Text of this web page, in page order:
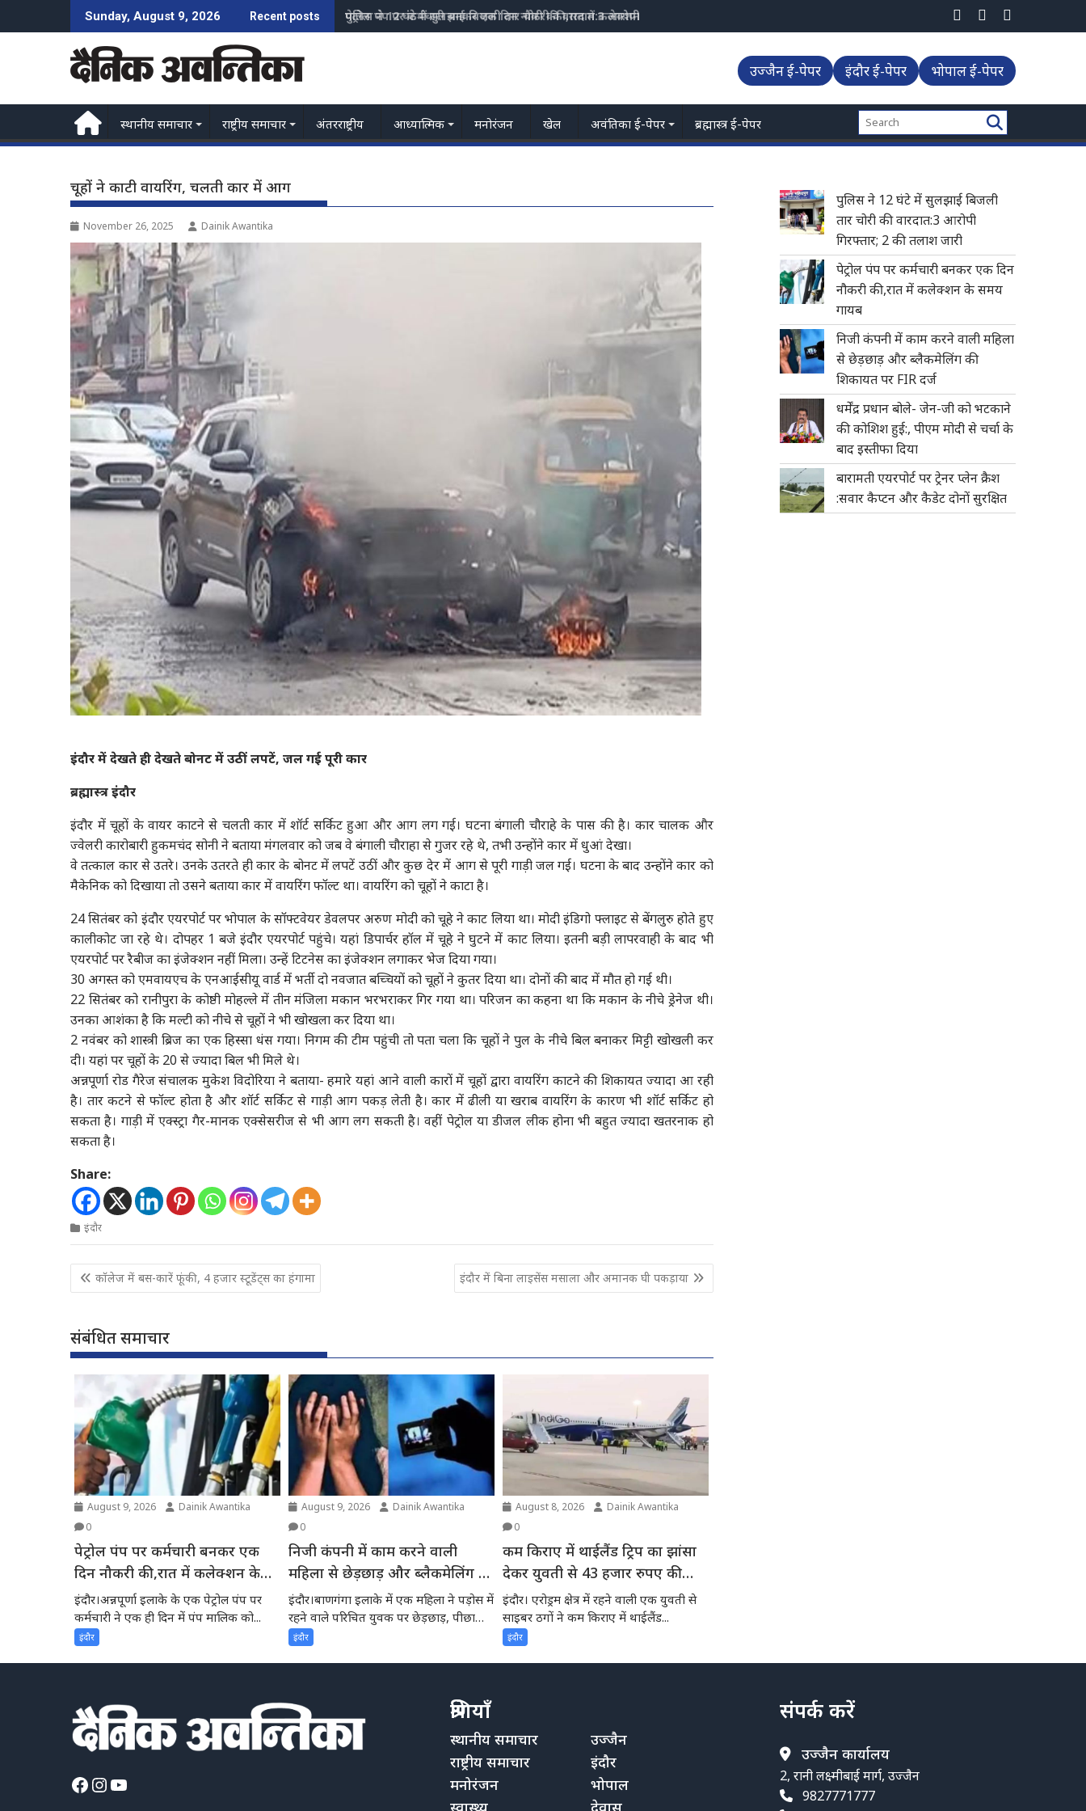
to
Sunday, August 9, 2026 Recent posts पेट्रोल पंप पर कर्मचारी बनकर एक दिन नौकरी की,रात में कलेक्शन के समय गायब
उज्जैन ई-पेपर इंदौर ई-पेपर भोपाल ई-पेपर
स्थानीय समाचार राष्ट्रीय समाचार अंतरराष्ट्रीय आध्यात्मिक मनोरंजन खेल अवंतिका ई-पेपर ब्रह्मास्त्र ई-पेपर
चूहों ने काटी वायरिंग, चलती कार में आग
November 26, 2025 Dainik Awantika
इंदौर में देखते ही देखते बोनट में उठीं लपटें, जल गई पूरी कार
ब्रह्मास्त्र इंदौर
इंदौर में चूहों के वायर काटने से चलती कार में शॉर्ट सर्किट हुआ और आग लग गई। घटना बंगाली चौराहे के पास की है। कार चालक और
ज्वेलरी कारोबारी हुकमचंद सोनी ने बताया मंगलवार को जब वे बंगाली चौराहा से गुजर रहे थे, तभी उन्होंने कार में धुआं देखा।
वे तत्काल कार से उतरे। उनके उतरते ही कार के बोनट में लपटें उठीं और कुछ देर में आग से पूरी गाड़ी जल गई। घटना के बाद उन्होंने कार को
मैकेनिक को दिखाया तो उसने बताया कार में वायरिंग फॉल्ट था। वायरिंग को चूहों ने काटा है।
24 सितंबर को इंदौर एयरपोर्ट पर भोपाल के सॉफ्टवेयर डेवलपर अरुण मोदी को चूहे ने काट लिया था। मोदी इंडिगो फ्लाइट से बेंगलुरु होते हुए
कालीकोट जा रहे थे। दोपहर 1 बजे इंदौर एयरपोर्ट पहुंचे। यहां डिपार्चर हॉल में चूहे ने घुटने में काट लिया। इतनी बड़ी लापरवाही के बाद भी
एयरपोर्ट पर रैबीज का इंजेक्शन नहीं मिला। उन्हें टिटनेस का इंजेक्शन लगाकर भेज दिया गया।
30 अगस्त को एमवायएच के एनआईसीयू वार्ड में भर्ती दो नवजात बच्चियों को चूहों ने कुतर दिया था। दोनों की बाद में मौत हो गई थी।
22 सितंबर को रानीपुरा के कोष्ठी मोहल्ले में तीन मंजिला मकान भरभराकर गिर गया था। परिजन का कहना था कि मकान के नीचे ड्रेनेज थी।
उनका आशंका है कि मल्टी को नीचे से चूहों ने भी खोखला कर दिया था।
2 नवंबर को शास्त्री ब्रिज का एक हिस्सा धंस गया। निगम की टीम पहुंची तो पता चला कि चूहों ने पुल के नीचे बिल बनाकर मिट्टी खोखली कर
दी। यहां पर चूहों के 20 से ज्यादा बिल भी मिले थे।
अन्नपूर्णा रोड गैरेज संचालक मुकेश विदोरिया ने बताया- हमारे यहां आने वाली कारों में चूहों द्वारा वायरिंग काटने की शिकायत ज्यादा आ रही
है। तार कटने से फॉल्ट होता है और शॉर्ट सर्किट से गाड़ी आग पकड़ लेती है। कार में ढीली या खराब वायरिंग के कारण भी शॉर्ट सर्किट हो
सकता है। गाड़ी में एक्स्ट्रा गैर-मानक एक्सेसरीज से भी आग लग सकती है। वहीं पेट्रोल या डीजल लीक होना भी बहुत ज्यादा खतरनाक हो
सकता है।
Share:
इंदौर
Post
navigation
कॉलेज में बस-कारें फूंकी, 4 हजार स्टूडेंट्स का हंगामा इंदौर में बिना लाइसेंस मसाला और अमानक घी पकड़ाया
संबंधित समाचार
August 9, 2026
Dainik Awantika
0
पेट्रोल पंप पर कर्मचारी बनकर एक
दिन नौकरी की,रात में कलेक्शन के
समय गायब
इंदौर।अन्नपूर्णा इलाके के एक पेट्रोल पंप पर
कर्मचारी ने एक ही दिन में पंप मालिक को...
इंदौर
August 9, 2026
Dainik Awantika
0
निजी कंपनी में काम करने वाली
महिला से छेड़छाड़ और ब्लैकमेलिंग की
शिकायत पर FIR दर्ज
इंदौर।बाणगंगा इलाके में एक महिला ने पड़ोस में
रहने वाले परिचित युवक पर छेड़छाड़, पीछा
करने,...
इंदौर
August 8, 2026
Dainik Awantika
0
कम किराए में थाईलैंड ट्रिप का झांसा
देकर युवती से 43 हजार रुपए की
ठगी, टिकट निकला फर्जी
इंदौर। एरोड्रम क्षेत्र में रहने वाली एक युवती से
साइबर ठगों ने कम किराए में थाईलैंड...
इंदौर
पुलिस ने 12 घंटे में सुलझाई बिजली
तार चोरी की वारदात:3 आरोपी
गिरफ्तार; 2 की तलाश जारी
पेट्रोल पंप पर कर्मचारी बनकर एक दिन
नौकरी की,रात में कलेक्शन के समय
गायब
निजी कंपनी में काम करने वाली महिला
से छेड़छाड़ और ब्लैकमेलिंग की
शिकायत पर FIR दर्ज
धर्मेंद्र प्रधान बोले- जेन-जी को भटकाने
की कोशिश हुई:, पीएम मोदी से चर्चा के
बाद इस्तीफा दिया
बारामती एयरपोर्ट पर ट्रेनर प्लेन क्रैश
:सवार कैप्टन और कैडेट दोनों सुरक्षित
Facebook
Instagram
YouTube
श्रेणियाँ
स्थानीय समाचार
राष्ट्रीय समाचार
मनोरंजन
उज्जैन
इंदौर
भोपाल
संपर्क करें
उज्जैन कार्यालय
2, रानी लक्ष्मीबाई मार्ग, उज्जैन
9827771777